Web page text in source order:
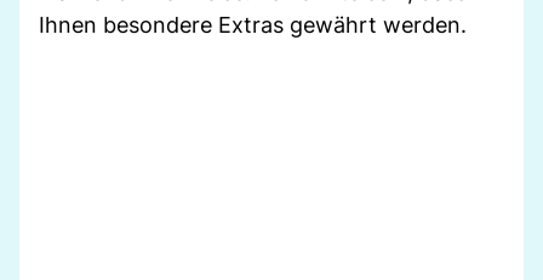
Ihnen besondere Extras gewährt werden.